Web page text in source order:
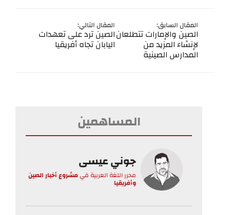
المقال السابق:
الصين والإمارات تتطلعان
لإنشاء المزيد من
المدارس الصينية
المقال التالي:
الصين ترد على تعهدات
اليابان تجاه أفريقيا
المساهمين
جوني عيسى
محرر اللغة العربية فيمشروع أخبار الصين
وأفريقيا